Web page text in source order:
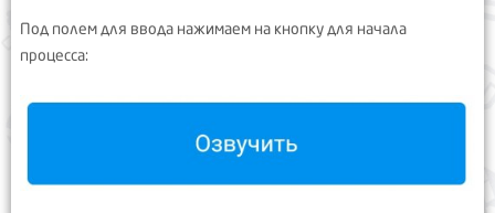
Под полем для ввода нажимаем на кнопку для начала
процесса: